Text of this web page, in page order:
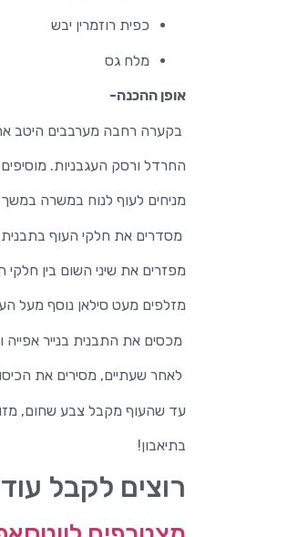
כפית רוזמרין יבש
מלח גס
אופן ההכנה-
בקערה רחבה מערבבים היטב
החרדל ורסק העגבניות.
מניחים לעוף לנוח במשרה
מסדרים את חלקי העוף
מפזרים את שיני השום בין חלקי
מזלפים מעט סילאן נוסף מעל
מכסים את התבנית בנייר אפייה ומעליו
לאחר שעתיים, מסירים את הכיסוי. מעבירים
עד שהעוף מקבל צבע שחום,
בתיאבון!
רוצים לקבל